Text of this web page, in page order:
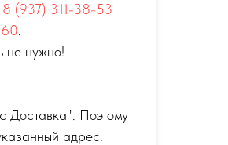
8 (937) 311-38-53
не нужно!
Доставка". Поэтому
адрес.